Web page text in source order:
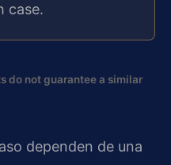
case.
do not guarantee a similar
dependen de una